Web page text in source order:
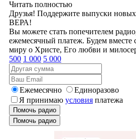
Читать полностью
Друзья! Поддержите выпуски
ВЕРА!
Вы можете стать попечителем
ежемесячный платеж. Будем вместе
миру о Христе, Его любви и
500 1 000 5 000
Ежемесячно
Единоразово
Я принимаю условия платежа
Помочь радио
Помочь радио